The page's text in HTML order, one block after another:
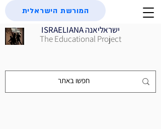
ISRAELIANA ישראליאנה
The Educational Project
המורשת הישראלית